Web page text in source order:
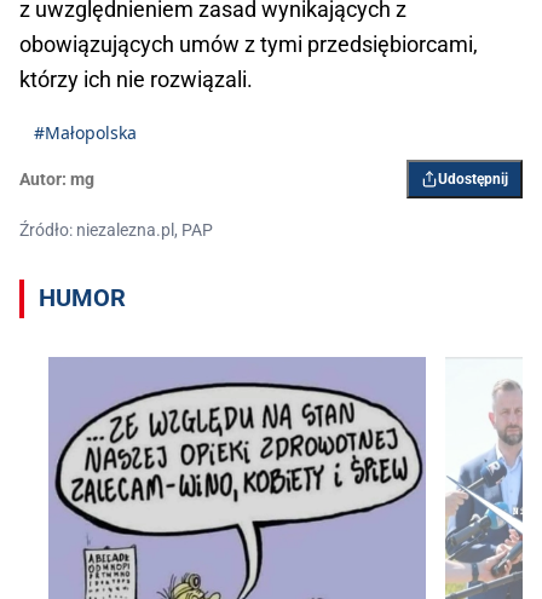
z uwzględnieniem zasad wynikających z
obowiązujących umów z tymi przedsiębiorcami,
którzy ich nie rozwiązali.
#Małopolska
Autor: mg Udostępnij
Źródło: niezalezna.pl, PAP
HUMOR